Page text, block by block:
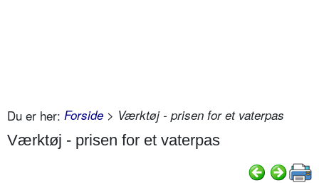
Du er her: Forside > Værktøj - prisen for et vaterpas
Værktøj - prisen for et vaterpas